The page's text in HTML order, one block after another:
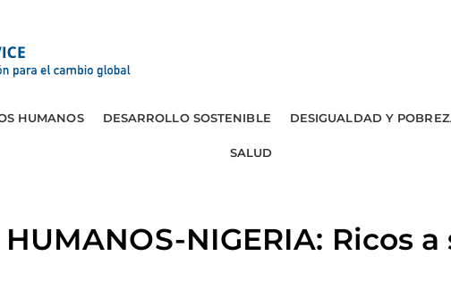
HUMANOS DESARROLLO SOSTENIBLE DESIGUALDAD Y
SALUD
HUMANOS-NIGERIA: Ricos